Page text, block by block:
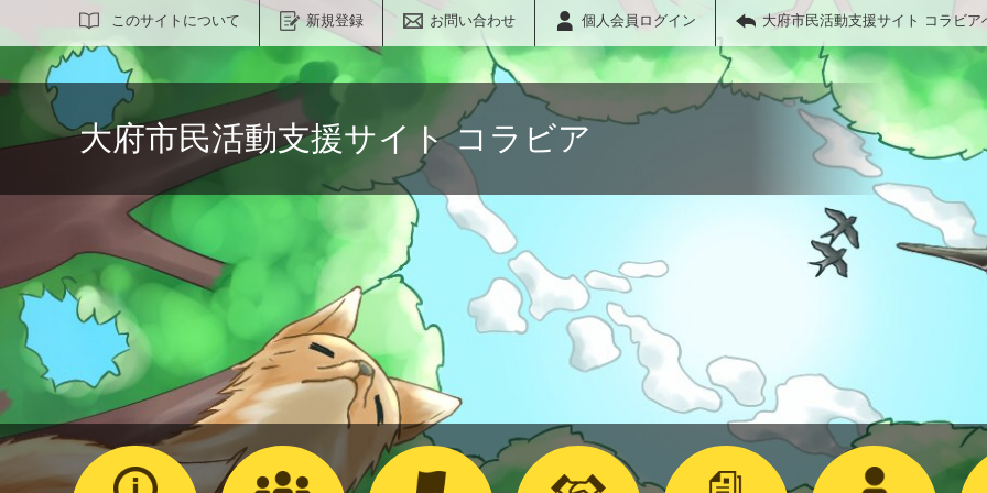
このサイトについて 新規登録 お問い合わせ 個人会員ログイン 大府市民活動支援サイト コラビア
サイト内検索
大府市民活動支援サイト コラビア